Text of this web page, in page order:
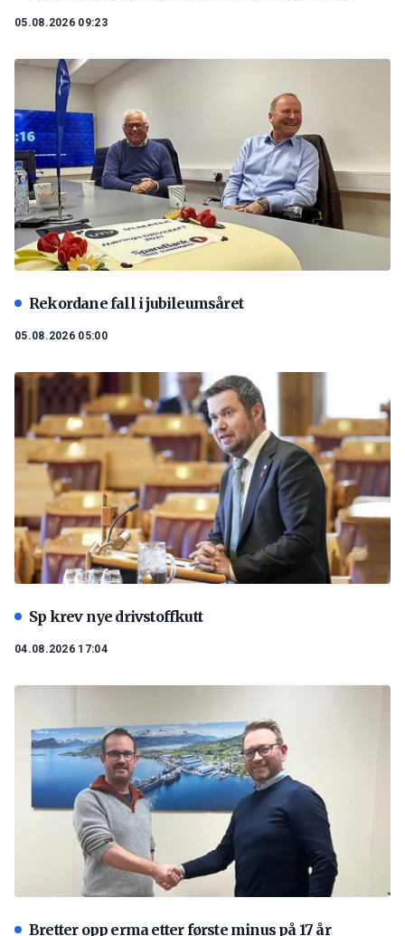
05.08.2026 09:23
Rekordane fall i jubileumsåret
05.08.2026 05:00
Sp krev nye drivstoffkutt
04.08.2026 17:04
Bretter opp erma etter første minus på 17 år